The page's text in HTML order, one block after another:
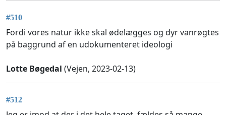
#510
Fordi vores natur ikke skal ødelægges og dyr vanrøgtes
på baggrund af en udokumenteret ideologi
Lotte Bøgedal (Vejen, 2023-02-13)
#512